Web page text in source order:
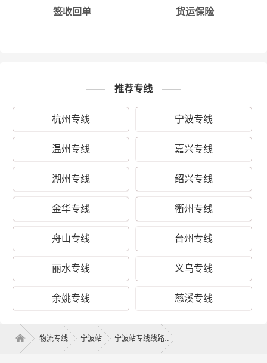
运单等；
2、塑料类包装：快递外包装塑料袋、编织
4、其他包装：塑料薄膜充气袋、气泡袋等
填充物。
以上是宁波一站物流对关于宁波到大同平城
区运输的一个估算报价，仅供参考，具体运
输时效可能受到天气等其他外部因素影响
公司可调配车辆千余辆，运输车辆均安装GPS卫星定位系
统，全程透明可视化操作。我们车型丰富，有平板车、甩
挂厢式车、飞翼车（分单双）、仓栅式高栏车、集装箱，
车长有2.8米、3.8米、4.2米、4.8米、5.2米、6.2米、6.8
签收回单 货运保险
推荐专线
杭州专线 宁波专线
温州专线 嘉兴专线
湖州专线 绍兴专线
金华专线 衢州专线
舟山专线 台州专线
丽水专线 义乌专线
余姚专线 慈溪专线
物流专线 宁波站 宁波站专线线路